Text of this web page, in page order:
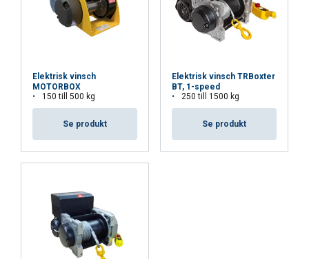
Märkning:
Standard:
Elektrisk vinsch
MOTORBOX
150 till 500 kg
Se produkt
Elektrisk vinsch TRBoxter
BT, 1-speed
250 till 1500 kg
Se produkt
Cookie Policy